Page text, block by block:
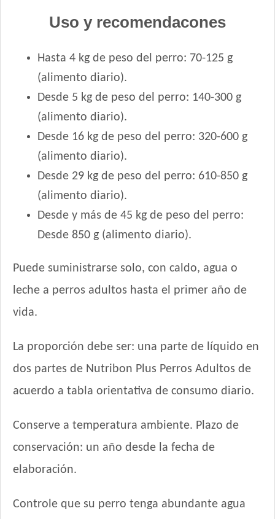
Pro Plan Perro Adulto Grande
Pro Plan Perro Adulto Piel y Estómago Sensible Mediano y
Pro Plan Perro Reduce Calorie Adulto Raza Mediana y Grande
Pro Plan Perro Veterinary Diets Función Renal
Pro Plan Perro Veterinary Diets Gastrointestinal
Pro Plan Perro Veterinary Diets Movilidad Articular
Pro Plan Perro Veterinary Diets Neurológico Neurocare
Pro Plan Perro Veterinary Diets Obesidad
Profesional Vet Premium Perro Adulto Mordida Grande
Profesional Vet Super Premium Perro Adulto Cordero y Arroz
Protemix Perro Adulto Mordida Grande
Provet Alta Performance Perro Adulto Grandes y Medianos
Pupy Food Premium Perro Adulto Medianos y grandes
Rabito Perro Adulto Sabor Carne
Raza Perro Adulto Reducido en Calorías
Raza Perro Adulto con Probioticos y Plus de Proteína
Royal Canin Club Performance Weight Control Perro Adulto
Uso y recomendacones
Hasta 4 kg de peso del perro: 70-125 g
(alimento diario).
Desde 5 kg de peso del perro: 140-300 g
(alimento diario).
Desde 16 kg de peso del perro: 320-600 g
(alimento diario).
Desde 29 kg de peso del perro: 610-850 g
(alimento diario).
Desde y más de 45 kg de peso del perro:
Desde 850 g (alimento diario).
Puede suministrarse solo, con caldo, agua o
leche a perros adultos hasta el primer año de
vida.
La proporción debe ser: una parte de líquido en
dos partes de Nutribon Plus Perros Adultos de
acuerdo a tabla orientativa de consumo diario.
Conserve a temperatura ambiente. Plazo de
conservación: un año desde la fecha de
elaboración.
Controle que su perro tenga abundante agua